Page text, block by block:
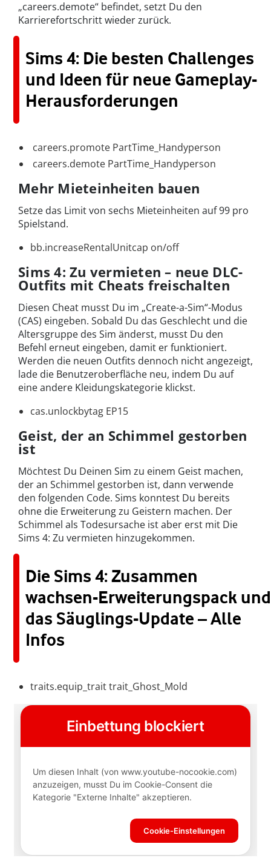
„careers.demote“ befindet, setzt Du den
Karrierefortschritt wieder zurück.
Sims 4: Die besten Challenges
und Ideen für neue Gameplay-
Herausforderungen
careers.promote PartTime_Handyperson
careers.demote PartTime_Handyperson
Mehr Mieteinheiten bauen
Setze das Limit von sechs Mieteinheiten auf 99 pro
Spielstand.
bb.increaseRentalUnitcap on/off
Sims 4: Zu vermieten – neue DLC-
Outfits mit Cheats freischalten
Diesen Cheat musst Du im „Create-a-Sim“-Modus
(CAS) eingeben. Sobald Du das Geschlecht und die
Altersgruppe des Sim änderst, musst Du den
Befehl erneut eingeben, damit er funktioniert.
Werden die neuen Outfits dennoch nicht angezeigt,
lade die Benutzeroberfläche neu, indem Du auf
eine andere Kleidungskategorie klickst.
cas.unlockbytag EP15
Geist, der an Schimmel gestorben
ist
Möchtest Du Deinen Sim zu einem Geist machen,
der an Schimmel gestorben ist, dann verwende
den folgenden Code. Sims konntest Du bereits
ohne die Erweiterung zu Geistern machen. Der
Schimmel als Todesursache ist aber erst mit Die
Sims 4: Zu vermieten hinzugekommen.
Die Sims 4: Zusammen
wachsen-Erweiterungspack und
das Säuglings-Update – Alle
Infos
traits.equip_trait trait_Ghost_Mold